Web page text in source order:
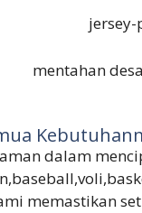
dalam
memastikan